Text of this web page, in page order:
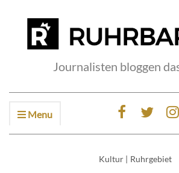
Journalisten bloggen
Menu
Kultur | Ruhrgebiet